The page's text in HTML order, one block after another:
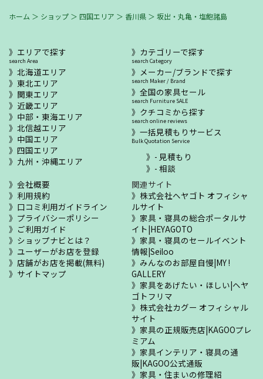
ホーム ＞ ショップ ＞ 四国エリア ＞ 香川県 ＞ 坂出・丸亀・塩飽諸島
エリアで探す
search Area
北海道エリア
東北エリア
関東エリア
近畿エリア
中部・東海エリア
北信越エリア
中国エリア
四国エリア
九州・沖縄エリア
カテゴリーで探す
search Category
メーカー/ブランドで探す
search Maker / Brand
全国の家具セール
search Furniture SALE
クチコミから探す
search online reviews
一括見積もりサービス
Bulk Quotation Service
- 見積もり
- 相談
会社概要
利用規約
口コミ利用ガイドライン
プライバシーポリシー
ご利用ガイド
ショップナビとは？
ユーザーがお店を登録
店舗がお店を掲載(無料)
サイトマップ
関連サイト
株式会社ヘヤゴト オフィシャ
ルサイト
家具・寝具の総合ポータルサ
イト|HEYAGOTO
家具・寝具のセールイベント
情報|Seiloo
みんなのお部屋自慢|MY !
GALLERY
家具をあげたい・ほしい|ヘヤ
ゴトフリマ
株式会社カグー オフィシャル
サイト
家具の正規販売店|KAGOOプレ
ミアム
家具インテリア・寝具の通
販|KAGOO公式通販
家具・住まいの修理紹